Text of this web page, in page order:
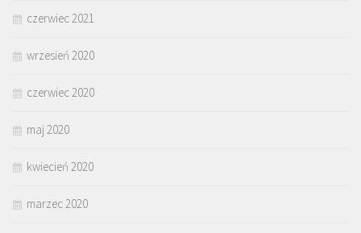
czerwiec 2021
wrzesień 2020
czerwiec 2020
maj 2020
kwiecień 2020
marzec 2020